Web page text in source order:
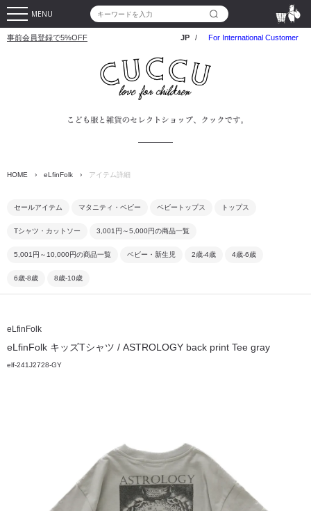
MENU
事前会員登録で5%OFF JP / For International Customer
HOME › eLfinFolk › アイテム詳細
セールアイテム マタニティ・ベビー ベビートップス トップス
Tシャツ・カットソー 3,001円～5,000円の商品一覧
5,001円～10,000円の商品一覧 ベビー・新生児 2歳-4歳 4歳-6歳
6歳-8歳 8歳-10歳
eLfinFolk
eLfinFolk キッズTシャツ / ASTROLOGY back print Tee gray
elf-241J2728-GY